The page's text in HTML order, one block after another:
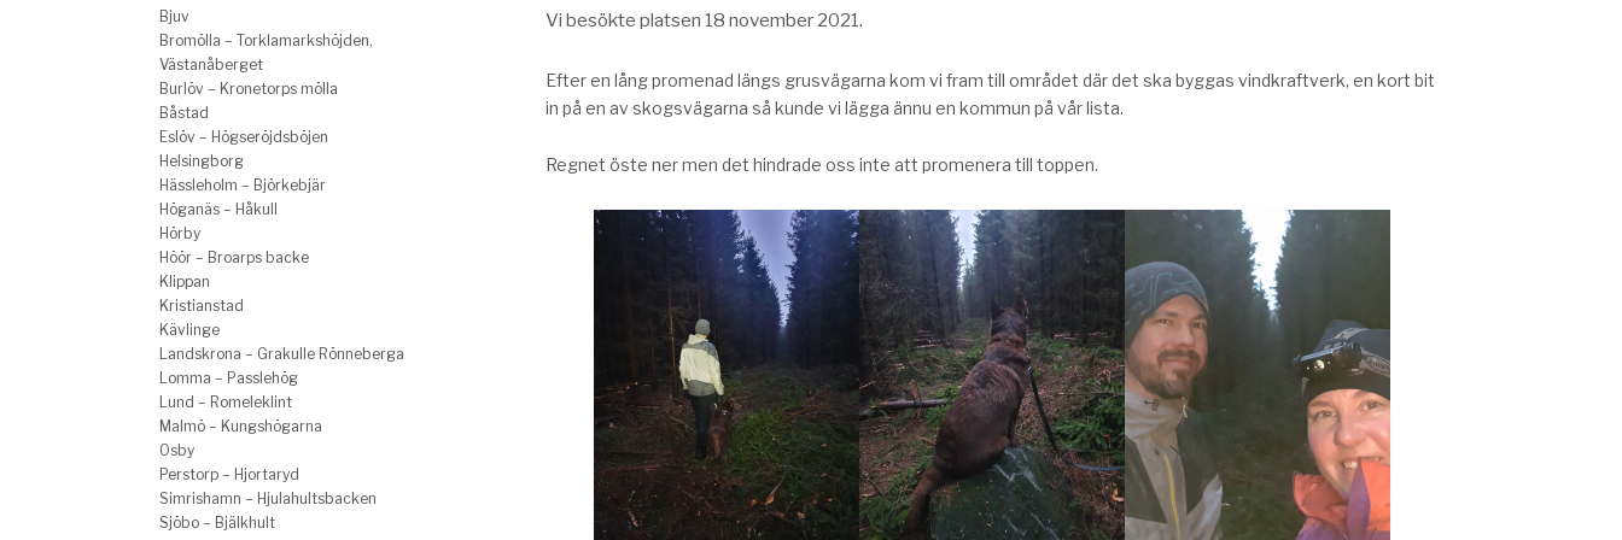
Vi besökte platsen 18 november 2021.
Efter en lång promenad längs grusvägarna kom vi fram till området där det ska byggas vindkraftverk, en kort bit
in på en av skogsvägarna så kunde vi lägga ännu en kommun på vår lista.
Regnet öste ner men det hindrade oss inte att promenera till toppen.
Bjuv
Bromölla – Torklamarkshöjden,
Västanåberget
Burlöv – Kronetorps mölla
Båstad
Eslöv – Högseröjdsböjen
Helsingborg
Hässleholm – Björkebjär
Höganäs – Håkull
Hörby
Höör – Broarps backe
Klippan
Kristianstad
Kävlinge
Landskrona – Grakulle Rönneberga
Lomma – Passlehög
Lund – Romeleklint
Malmö – Kungshögarna
Osby
Perstorp – Hjortaryd
Simrishamn – Hjulahultsbacken
Sjöbo – Bjälkhult